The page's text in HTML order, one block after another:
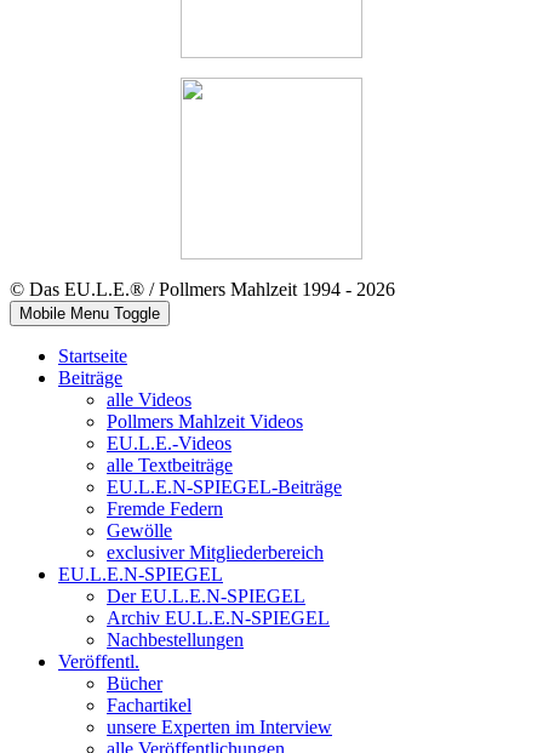
© Das EU.L.E.® / Pollmers Mahlzeit 1994 - 2026
Mobile Menu Toggle
Startseite
Beiträge
alle Videos
Pollmers Mahlzeit Videos
EU.L.E.-Videos
alle Textbeiträge
EU.L.E.N-SPIEGEL-Beiträge
Fremde Federn
Gewölle
exclusiver Mitgliederbereich
EU.L.E.N-SPIEGEL
Der EU.L.E.N-SPIEGEL
Archiv EU.L.E.N-SPIEGEL
Nachbestellungen
Veröffentl.
Bücher
Fachartikel
unsere Experten im Interview